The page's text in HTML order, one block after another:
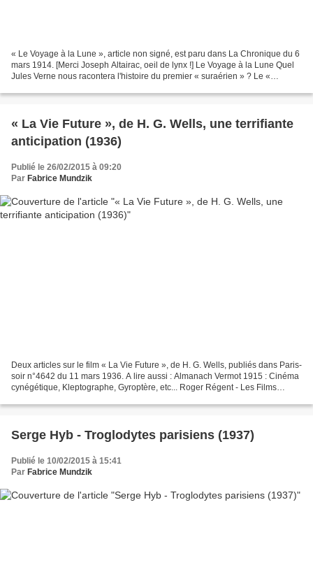
« Le Voyage à la Lune », article non signé, est paru dans La Chronique du 6
mars 1914. [Merci Joseph Altairac, oeil de lynx !] Le Voyage à la Lune Quel
Jules Verne nous racontera l'histoire du premier « suraérien » ? Le «
« La Vie Future », de H. G. Wells, une terrifiante
anticipation (1936)
Publié le 26/02/2015 à 09:20
Par Fabrice Mundzik
Deux articles sur le film « La Vie Future », de H. G. Wells, publiés dans Paris-
soir n°4642 du 11 mars 1936. A lire aussi : Almanach Vermot 1915 : Cinéma
cynégétique, Kleptographe, Gyroptère, etc... Roger Régent - Les Films
Serge Hyb - Troglodytes parisiens (1937)
Publié le 10/02/2015 à 15:41
Par Fabrice Mundzik